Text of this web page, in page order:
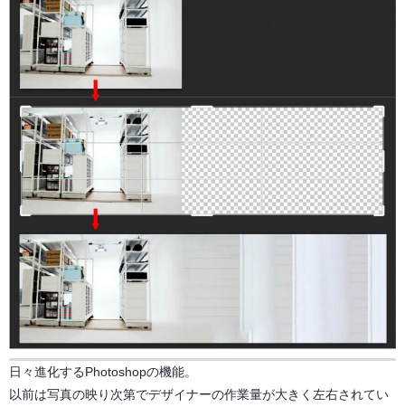
日々進化するPhotoshopの機能。
以前は写真の映り次第でデザイナーの作業量が大きく左右されてい